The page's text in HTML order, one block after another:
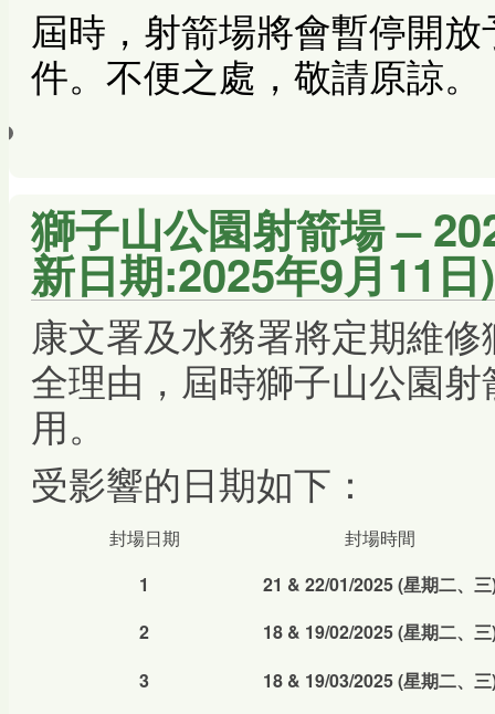
屆時，射箭場將會暫停開
件。不便之處，敬請原諒。
獅子山公園射箭場 –
新日期:2025年9月11日)
康文署及水務署將定期維
全理由，屆時獅子山公園
用。
受影響的日期如下：
封場日期
封場時間
1
21 & 22/01/2025(星期二、三
2
18 & 19/02/2025 (星期二、三
3
18 & 19/03/2025(星期二、三